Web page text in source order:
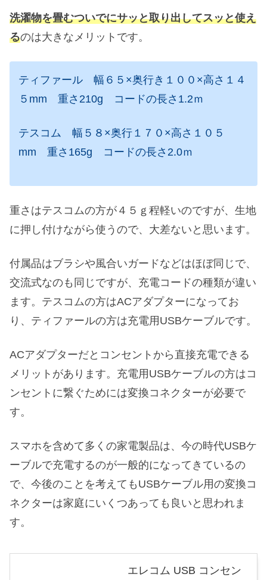
洗濯物を畳むついでにサッと取り出してスッと使え
るのは大きなメリットです。
ティファール 幅６５×奥行き１００×高さ１４
５mm 重さ210g コードの長さ1.2ｍ
テスコム 幅５８×奥行１７０×高さ１０５
mm 重さ165g コードの長さ2.0ｍ
重さはテスコムの方が４５ｇ程軽いのですが、生地
に押し付けながら使うので、大差ないと思います。
付属品はブラシや風合いガードなどはほぼ同じで、
交流式なのも同じですが、充電コードの種類が違い
ます。テスコムの方はACアダプターになってお
り、ティファールの方は充電用USBケーブルです。
ACアダプターだとコンセントから直接充電できる
メリットがあります。充電用USBケーブルの方はコ
ンセントに繋ぐためには変換コネクターが必要で
す。
スマホを含めて多くの家電製品は、今の時代USBケ
ーブルで充電するのが一般的になってきているの
で、今後のことを考えてもUSBケーブル用の変換コ
ネクターは家庭にいくつあっても良いと思われま
す。
エレコム USB コンセン